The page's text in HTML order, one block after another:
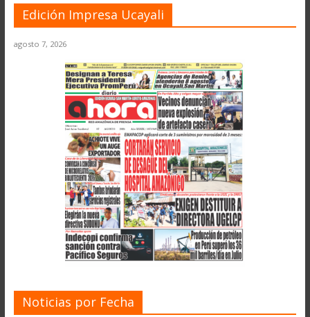
Edición Impresa Ucayali
agosto 7, 2026
Noticias por Fecha